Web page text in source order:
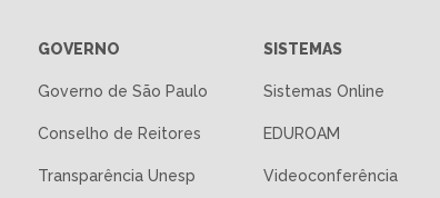
GOVERNO
Governo de São Paulo
Conselho de Reitores
Transparência Unesp
SISTEMAS
Sistemas Online
EDUROAM
Videoconferência